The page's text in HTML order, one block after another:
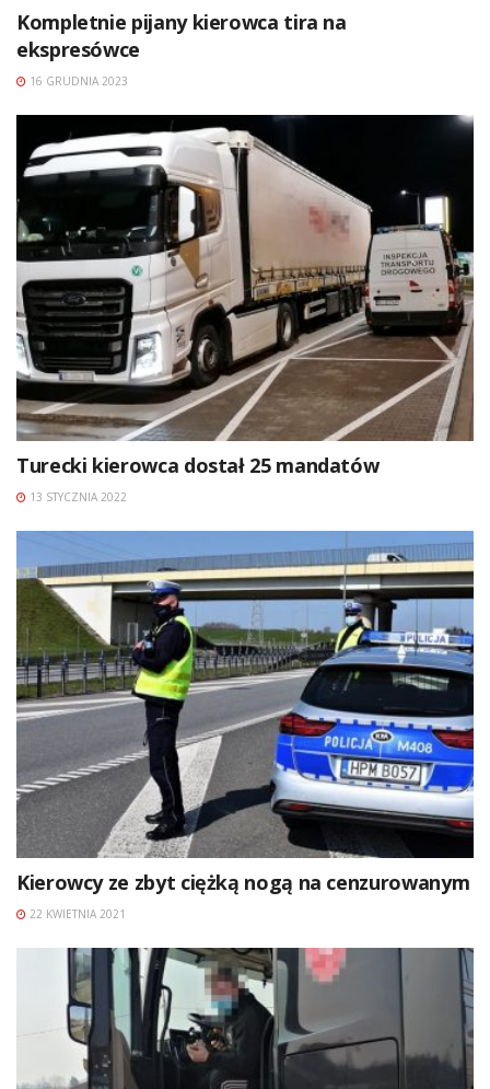
Kompletnie pijany kierowca tira na
ekspresówce
16 GRUDNIA 2023
Turecki kierowca dostał 25 mandatów
13 STYCZNIA 2022
Kierowcy ze zbyt ciężką nogą na cenzurowanym
22 KWIETNIA 2021